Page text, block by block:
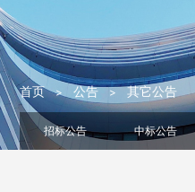
首页 公告 其它公告
招标公告 中标公告